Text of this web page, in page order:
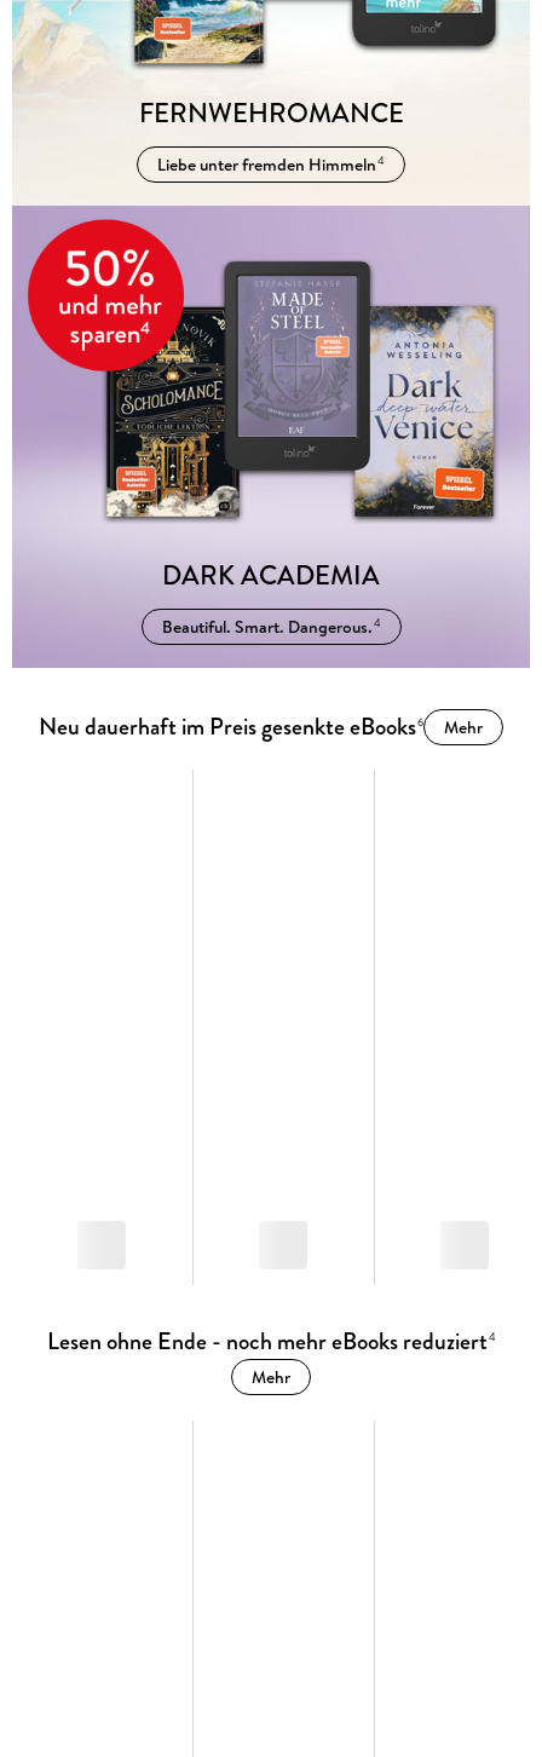
FERNWEHROMANCE
Liebe unter fremden Himmeln4
DARK ACADEMIA
Beautiful. Smart. Dangerous.4
Neu dauerhaft im Preis gesenkte eBooks6 Mehr
Lesen ohne Ende - noch mehr eBooks reduziert4
Mehr